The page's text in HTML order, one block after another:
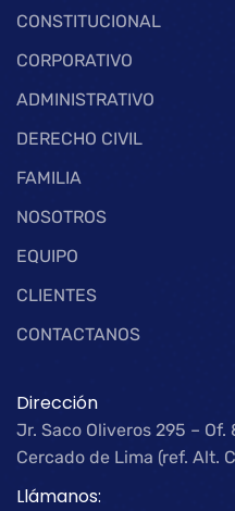
CONSTITUCIONAL
CORPORATIVO
ADMINISTRATIVO
DERECHO CIVIL
FAMILIA
NOSOTROS
EQUIPO
CLIENTES
CONTACTANOS
Dirección
Jr. Saco Oliveros 295 –
Cercado de Lima (ref. Alt.
Llámanos: